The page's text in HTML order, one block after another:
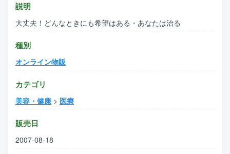
説明
大丈夫！どんなときにも希望はある・あなたは治る
種別
オンライン物販
カテゴリ
美容・健康 > 医療
販売日
2007-08-18